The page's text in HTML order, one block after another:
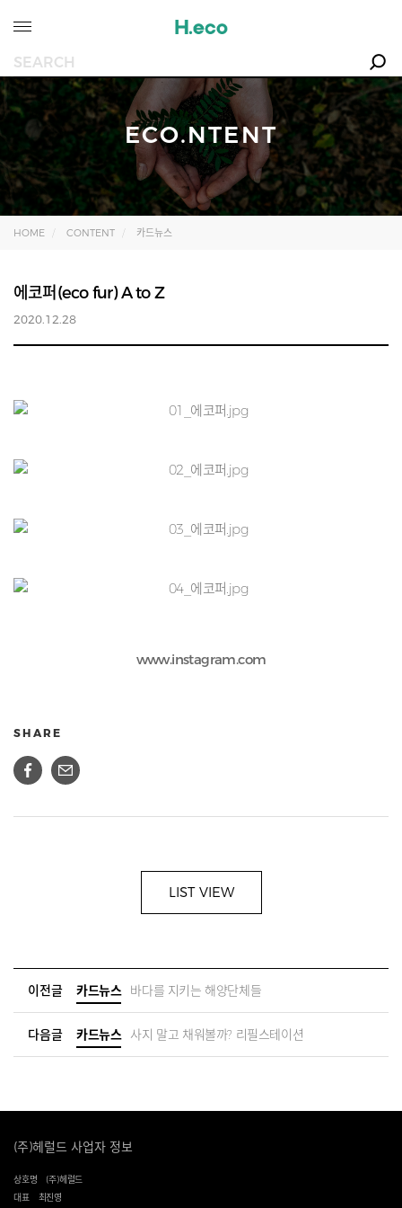
ECO.NTENT
HOME CONTENT 카드뉴스
에코퍼(eco fur) A to Z
2020.12.28
www.instagram.com
SHARE
LIST VIEW
이전글 카드뉴스 바다를 지키는 해양단체들
다음글 카드뉴스 사지 말고 채워볼까? 리필스테이션
(주)헤럴드 사업자 정보
상호명
(주)헤럴드
대표
최진영